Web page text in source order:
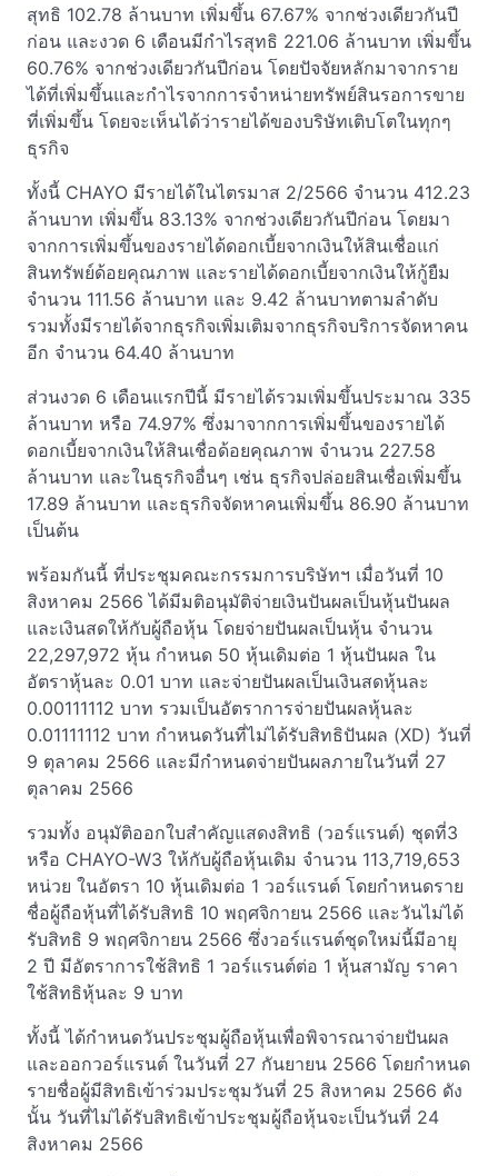
สุทธิ 102.78 ล้านบาท เพิ่มขึ้น 67.67% จากช่วงเดียวกันปี
ก่อน และงวด 6 เดือนมีกำไรสุทธิ 221.06 ล้านบาท เพิ่มขึ้น
60.76% จากช่วงเดียวกันปีก่อน โดยปัจจัยหลักมาจากราย
ได้ที่เพิ่มขึ้นและกำไรจากการจำหน่ายทรัพย์สินรอการขาย
ที่เพิ่มขึ้น โดยจะเห็นได้ว่ารายได้ของบริษัทเติบโตในทุกๆ
ธุรกิจ
ทั้งนี้ CHAYO มีรายได้ในไตรมาส 2/2566 จำนวน 412.23
ล้านบาท เพิ่มขึ้น 83.13% จากช่วงเดียวกันปีก่อน โดยมา
จากการเพิ่มขึ้นของรายได้ดอกเบี้ยจากเงินให้สินเชื่อแก่
สินทรัพย์ด้อยคุณภาพ และรายได้ดอกเบี้ยจากเงินให้กู้ยืม
จำนวน 111.56 ล้านบาท และ 9.42 ล้านบาทตามลำดับ
รวมทั้งมีรายได้จากธุรกิจเพิ่มเติมจากธุรกิจบริการจัดหาคน
อีก จำนวน 64.40 ล้านบาท
ส่วนงวด 6 เดือนแรกปีนี้ มีรายได้รวมเพิ่มขึ้นประมาณ 335
ล้านบาท หรือ 74.97% ซึ่งมาจากการเพิ่มขึ้นของรายได้
ดอกเบี้ยจากเงินให้สินเชื่อด้อยคุณภาพ จำนวน 227.58
ล้านบาท และในธุรกิจอื่นๆ เช่น ธุรกิจปล่อยสินเชื่อเพิ่มขึ้น
17.89 ล้านบาท และธุรกิจจัดหาคนเพิ่มขึ้น 86.90 ล้านบาท
เป็นต้น
พร้อมกันนี้ ที่ประชุมคณะกรรมการบริษัทฯ เมื่อวันที่ 10
สิงหาคม 2566 ได้มีมติอนุมัติจ่ายเงินปันผลเป็นหุ้นปันผล
และเงินสดให้กับผู้ถือหุ้น โดยจ่ายปันผลเป็นหุ้น จำนวน
22,297,972 หุ้น กำหนด 50 หุ้นเดิมต่อ 1 หุ้นปันผล ใน
อัตราหุ้นละ 0.01 บาท และจ่ายปันผลเป็นเงินสดหุ้นละ
0.00111112 บาท รวมเป็นอัตราการจ่ายปันผลหุ้นละ
0.01111112 บาท กำหนดวันที่ไม่ได้รับสิทธิปันผล (XD) วันที่
9 ตุลาคม 2566 และมีกำหนดจ่ายปันผลภายในวันที่ 27
ตุลาคม 2566
รวมทั้ง อนุมัติออกใบสำคัญแสดงสิทธิ (วอร์แรนต์) ชุดที่3
หรือ CHAYO-W3 ให้กับผู้ถือหุ้นเดิม จำนวน 113,719,653
หน่วย ในอัตรา 10 หุ้นเดิมต่อ 1 วอร์แรนต์ โดยกำหนดราย
ชื่อผู้ถือหุ้นที่ได้รับสิทธิ 10 พฤศจิกายน 2566 และวันไม่ได้
รับสิทธิ 9 พฤศจิกายน 2566 ซึ่งวอร์แรนต์ชุดใหม่นี้มีอายุ
2 ปี มีอัตราการใช้สิทธิ 1 วอร์แรนต์ต่อ 1 หุ้นสามัญ ราคา
ใช้สิทธิหุ้นละ 9 บาท
ทั้งนี้ ได้กำหนดวันประชุมผู้ถือหุ้นเพื่อพิจารณาจ่ายปันผล
และออกวอร์แรนต์ ในวันที่ 27 กันยายน 2566 โดยกำหนด
รายชื่อผู้มีสิทธิเข้าร่วมประชุมวันที่ 25 สิงหาคม 2566 ดัง
นั้น วันที่ไม่ได้รับสิทธิเข้าประชุมผู้ถือหุ้นจะเป็นวันที่ 24
สิงหาคม 2566